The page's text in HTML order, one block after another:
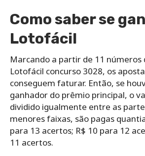
Como saber se
Lotofácil
Marcando a partir de 11 números
Lotofácil concurso 3028, os
conseguem faturar. Então, se
ganhador do prêmio principal, o
dividido igualmente entre as
menores faixas, são pagas
para 13 acertos; R$ 10 para 12
11 acertos.